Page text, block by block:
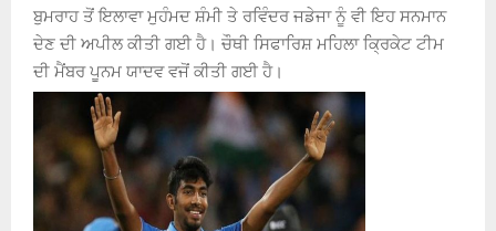
ਬੁਮਰਾਹ ਤੋਂ ਇਲਾਵਾ ਮੁਹੰਮਦ ਸ਼ੰਮੀ ਤੇ ਰਵਿੰਦਰ ਜਡੇਜਾ ਨੂੰ ਵੀ ਇਹ ਸਨਮਾਨ
ਦੇਣ ਦੀ ਅਪੀਲ ਕੀਤੀ ਗਈ ਹੈ। ਚੌਥੀ ਸਿਫਾਰਿਸ਼ ਮਹਿਲਾ ਕ੍ਰਿਕੇਟ ਟੀਮ
ਦੀ ਮੈਂਬਰ ਪੂਨਮ ਯਾਦਵ ਵਜੋਂ ਕੀਤੀ ਗਈ ਹੈ।